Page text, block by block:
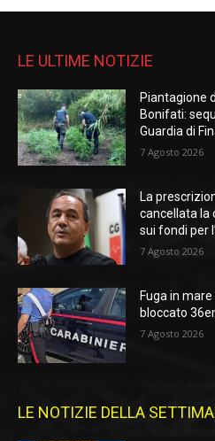
LE ULTIME NOTIZIE
Piantagione
Bonifati:
Guardia di
7 Agosto 2026
La
cancellata la
sui fondi per
7 Agosto 2026
Fuga in
bloccato
7 Agosto 2026
LE NOTIZIE DELLA